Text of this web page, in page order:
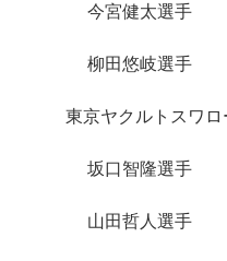
今宮健太選手
柳田悠岐選手
東京ヤクルトスワロ
坂口智隆選手
山田哲人選手